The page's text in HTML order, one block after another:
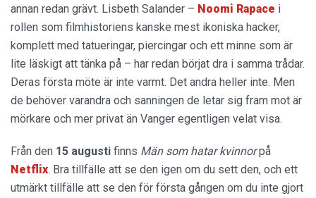
annan redan grävt. Lisbeth Salander – Noomi Rapace i
rollen som filmhistoriens kanske mest ikoniska hacker,
komplett med tatueringar, piercingar och ett minne som är
lite läskigt att tänka på – har redan börjat dra i samma trådar.
Deras första möte är inte varmt. Det andra heller inte. Men
de behöver varandra och sanningen de letar sig fram mot är
mörkare och mer privat än Vanger egentligen velat visa.
Från den 15 augusti finns Män som hatar kvinnorpå
Netflix. Bra tillfälle att se den igen om du sett den, och ett
utmärkt tillfälle att se den för första gången om du inte gjort